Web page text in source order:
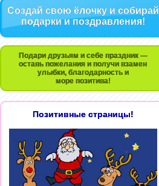
Создай свою ёлочку и собирай
подарки и поздравления!
Подари друзьям и себе праздник —
оставь пожелания и получи взамен
улыбки, благодарность и
море позитива!
Позитивные страницы!